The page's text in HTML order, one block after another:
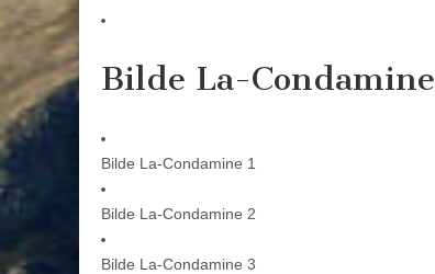
Bilde La-Condamine
Bilde La-Condamine 1
Bilde La-Condamine 2
Bilde La-Condamine 3